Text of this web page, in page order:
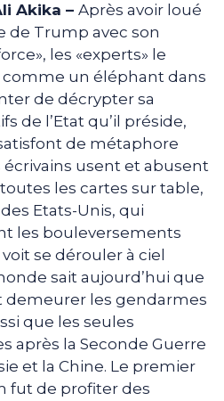
Akika – Après avoir loué
de Trump avec son
les «experts» le
un éléphant dans
de décrypter sa
de l’Etat qu’il préside,
de métaphore
usent et abusent
les cartes sur table,
Etats-Unis, qui
les bouleversements
se dérouler à ciel
sait aujourd’hui que
demeurer les gendarmes
que les seules
après la Seconde Guerre
et la Chine. Le premier
fut de profiter des